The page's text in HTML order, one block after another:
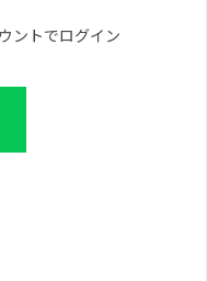
ントでログイン